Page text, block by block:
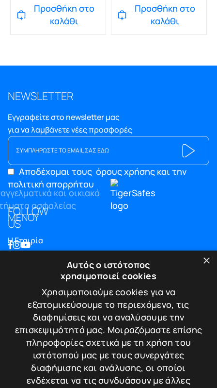
Προσθήκη στο
καλάθι
Προσθήκη στο
καλάθι
NEWSLETTER
Εγγραφείτε στο newsletter μας
για να λαμβάνετε νέες προσφορές
Αποδέχομαι τους όρους χρήσης και την
πολιτική απορρήτου
FOLLOW
US
ΜΕΝΟΥ
Η Εταιρία
ΠΛΗΡΟΦΟΡΙΕΣ
Υπηρεσίες
Πιστοποιήσεις
Πολιτική απορρήτου
Τρόποι πληρωμής
Πολιτική Επιστροφών / Ακυρώσεων
ΕΠΙΚΟΙΝΩΝΙΑ
×
Αυτός ο ιστότοπος
χρησιμοποιεί cookies
Χρησιμοποιούμε cookies για να
εξατομικεύσουμε το περιεχόμενο, τις
διαφημίσεις και να αναλύσουμε την
επισκεψιμότητά μας. Μοιραζόμαστε επίσης
πληροφορίες σχετικά με τη χρήση του
ιστότοπού μας με τους συνεργάτες
διαφήμισης και ανάλυσης, οι οποίοι
ενδέχεται να τις συνδυάσουν με άλλες